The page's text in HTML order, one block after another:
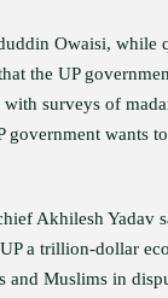
Owaisi, while
the UP
surveys of
government wants
Akhilesh Yadav
a trillion-dollar
and Muslims in